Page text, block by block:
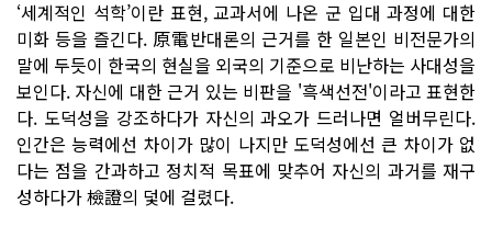
‘세계적인 석학’이란 표현, 교과서에 나온 군 입대 과정에 대한
미화 등을 즐긴다. 原電반대론의 근거를 한 일본인 비전문가의
말에 두듯이 한국의 현실을 외국의 기준으로 비난하는 사대성을
보인다. 자신에 대한 근거 있는 비판을 '흑색선전'이라고 표현한
다. 도덕성을 강조하다가 자신의 과오가 드러나면 얼버무린다.
인간은 능력에선 차이가 많이 나지만 도덕성에선 큰 차이가 없
다는 점을 간과하고 정치적 목표에 맞추어 자신의 과거를 재구
성하다가 檢證의 덫에 걸렸다.